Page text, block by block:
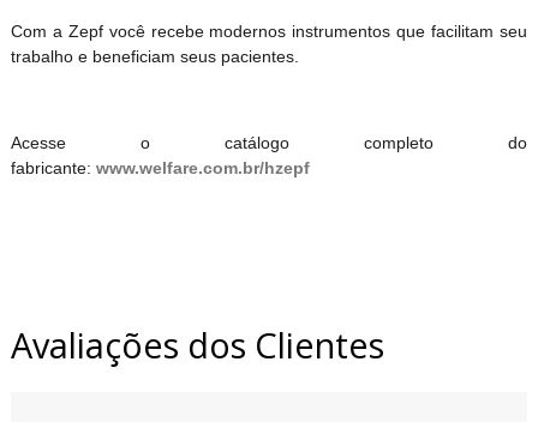
Com a Zepf você recebe modernos instrumentos que facilitam seu
trabalho e beneficiam seus pacientes.
Acesse o catálogo completo do
fabricante: www.welfare.com.br/hzepf
Avaliações dos Clientes